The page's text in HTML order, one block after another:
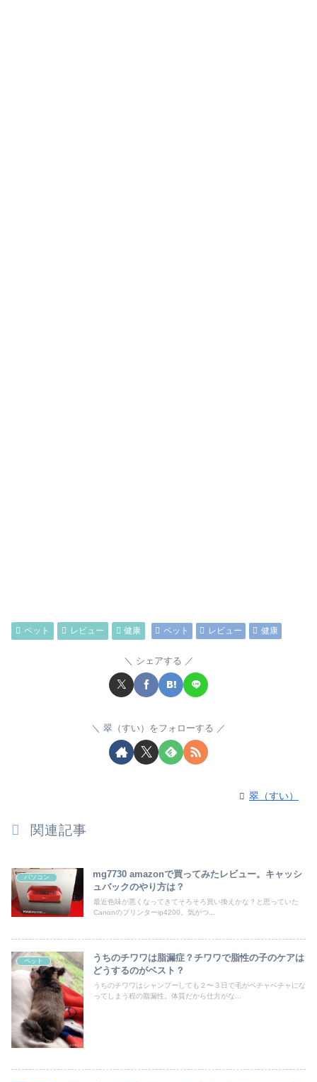
ペット レビュー 健康 ペット レビュー 健康
シェアする
翠（すい）をフォローする
翠（すい）
関連記事
パソコン
mg7730 amazonで買ってみたレビュー。キャッシ
ュバックのやり方は？
最近色味が悪くなってきてそろそろ買い換えかな？と思っていた
Canonのプリンターip4200。気がつ...
ペット
うちのチワワは脂漏症？チワワで脂性の子のケアは
どうするのがベスト？
うちのチワワはシャンプーしても２〜３日で毛がベチャベチャにな
ってしまう程の脂漏性。体質だから仕方がな...